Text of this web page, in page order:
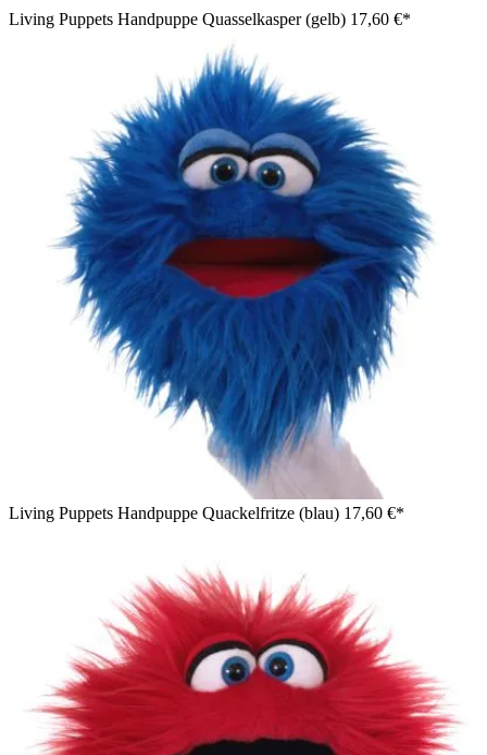
Living Puppets Handpuppe Quasselkasper (gelb) 17,60 €*
Living Puppets Handpuppe Quackelfritze (blau) 17,60 €*